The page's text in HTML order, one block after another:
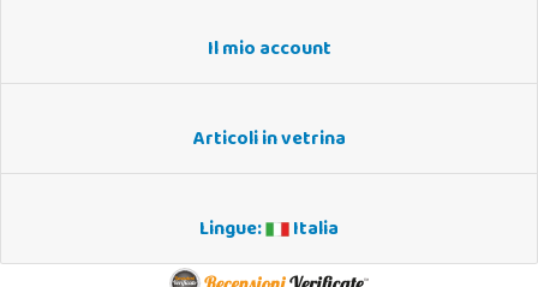
Il mio account
Articoli in vetrina
Lingue: Italia